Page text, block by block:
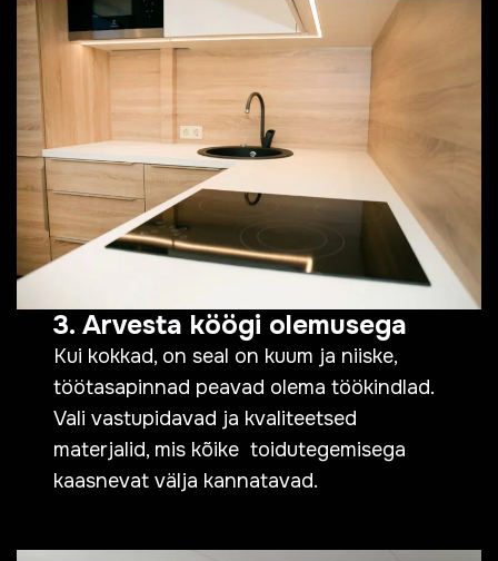
3. Arvesta köögi olemusega
Kui kokkad, on seal on kuum ja niiske,
töötasapinnad peavad olema töökindlad.
Vali vastupidavad ja kvaliteetsed
materjalid, mis kõike toidutegemisega
kaasnevat välja kannatavad.